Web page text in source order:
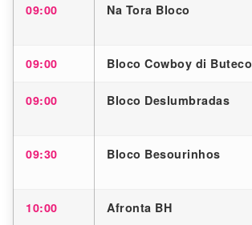
09:00 Na Tora Bloco
09:00 Bloco Cowboy di Buteco
09:00 Bloco Deslumbradas
09:30 Bloco Besourinhos
10:00 Afronta BH